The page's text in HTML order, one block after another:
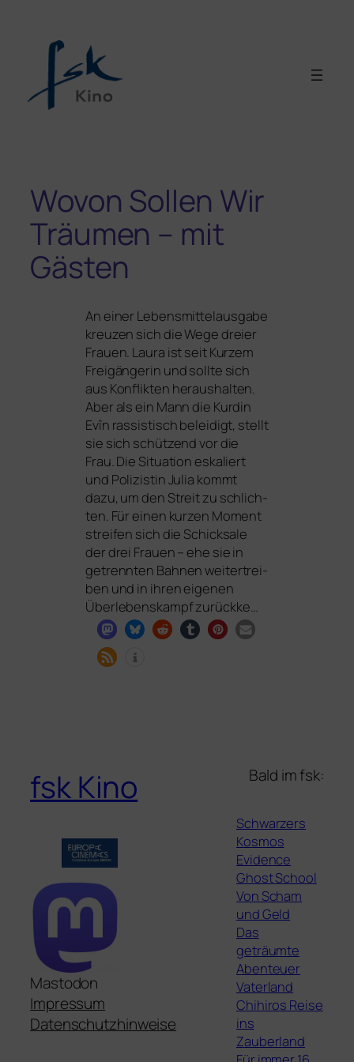
Wovon Sollen Wir
Träumen – mit
Gästen
An einer Lebensmittelausgabe
kreu­zen sich die Wege drei­er
Frauen. Laura ist seit Kurzem
Freigängerin und soll­te sich
aus Konflikten her­aus­hal­ten.
Aber als ein Mann die Kurdin
Evîn ras­sis­tisch belei­digt, stellt
sie sich schüt­zend vor die
Frau. Die Situation eska­liert
und Polizistin Julia kommt
dazu, um den Streit zu schlich­
ten. Für einen kur­zen Moment
strei­fen sich die Schicksale
der drei Frauen – ehe sie in
getrenn­ten Bahnen wei­ter­trei­
ben und in ihren eige­nen
Überlebenskampf zurückke…
fsk Kino
Mastodon
Impressum
Datenschutzhinweise
Bald im fsk:
Schwarzers
Kosmos
Evidence
Ghost School
Von Scham
und Geld
Das
geträumte
Abenteuer
Vaterland
Chihiros Reise
ins
Zauberland